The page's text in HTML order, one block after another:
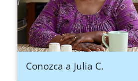
Conozca a Julia C.